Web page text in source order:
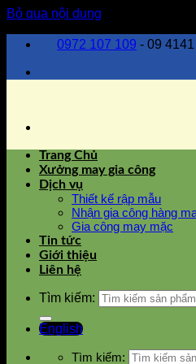
Bỏ qua nội dung
0972 107 109 - 09
Trang Chủ
Xưởng may gia công
Dịch vụ
Thiết kế rập mẫu
Nhận gia công hàng
Gia công may mặc
Tin tức
Giới thiệu
Liên hệ
Tìm kiếm:
English
Tìm kiếm: